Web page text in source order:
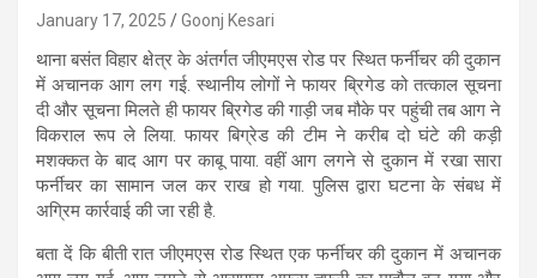
January 17, 2025 Goonj Kesari
थाना बसंत विहार क्षेत्र के अंतर्गत जीएमएस रोड पर स्थित फर्नीचर की दुकान
में अचानक आग लग गई. स्थानीय लोगों ने फायर ब्रिगेड को तत्काल सूचना
दी और सूचना मिलते ही फायर ब्रिगेड की गाड़ी जब मौके पर पहुंची तब आग ने
विकराल रूप ले लिया. फायर बिग्रेड की टीम ने करीब दो घंटे की कड़ी
मशक्कत के बाद आग पर काबू पाया. वहीं आग लगने से दुकान में रखा सारा
फर्नीचर का सामान जल कर राख हो गया. पुलिस द्वारा घटना के संबध में
अग्रिम कार्रवाई की जा रही है.
बता दें कि बीती रात जीएमएस रोड स्थित एक फर्नीचर की दुकान में अचानक